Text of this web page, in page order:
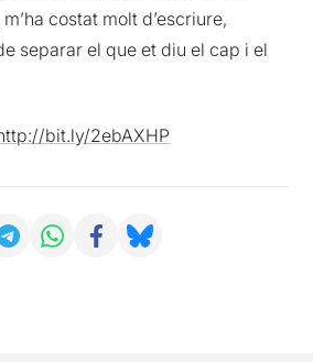
costat molt d’escriure,
separar el que et diu el cap i el
bit.ly/2ebAXHP